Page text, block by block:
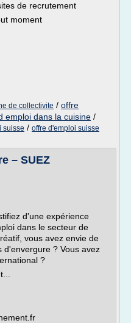
de recrutement
moment
de collectivite / offre
emploi dans la cuisine /
suisse / offre d'emploi suisse
– SUEZ
d'une expérience
dans le secteur de
vous avez envie de
d'envergure ? Vous avez
?